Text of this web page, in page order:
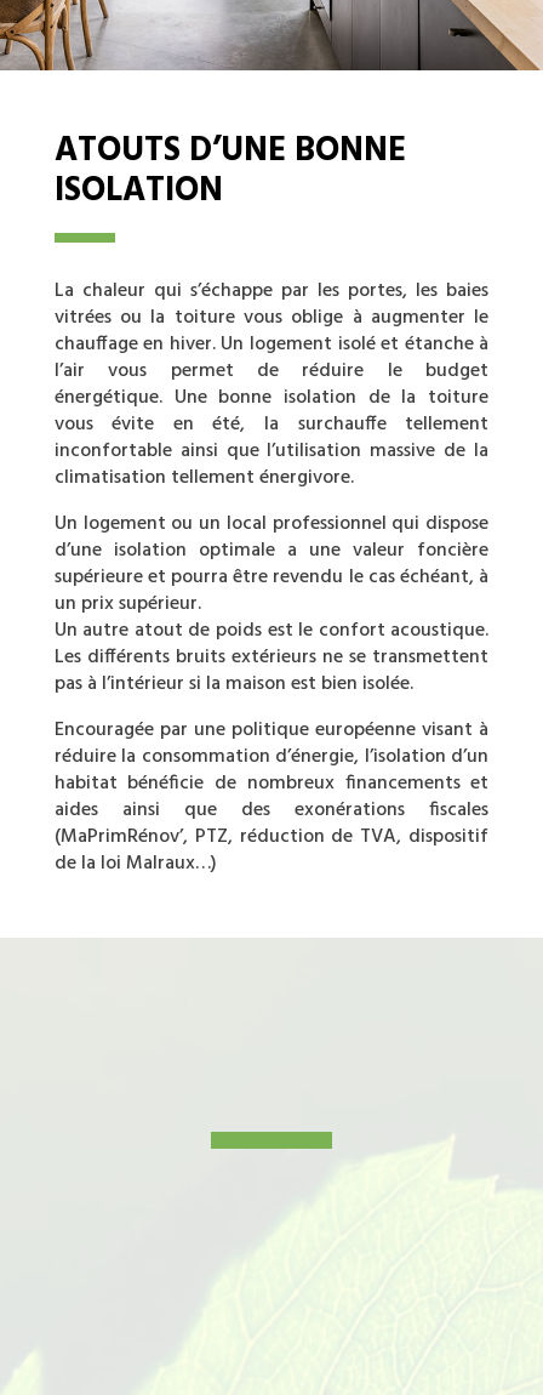
ATOUTS D’UNE BONNE
ISOLATION
La chaleur qui s’échappe par les portes, les baies
vitrées ou la toiture vous oblige à augmenter le
chauffage en hiver. Un logement isolé et étanche à
l’air vous permet de réduire le budget
énergétique. Une bonne isolation de la toiture
vous évite en été, la surchauffe tellement
inconfortable ainsi que l’utilisation massive de la
climatisation tellement énergivore.
Un logement ou un local professionnel qui dispose
d’une isolation optimale a une valeur foncière
supérieure et pourra être revendu le cas échéant, à
un prix supérieur.
Un autre atout de poids est le confort acoustique.
Les différents bruits extérieurs ne se transmettent
pas à l’intérieur si la maison est bien isolée.
Encouragée par une politique européenne visant à
réduire la consommation d’énergie, l’isolation d’un
habitat bénéficie de nombreux financements et
aides ainsi que des exonérations fiscales
(MaPrimRénov’, PTZ, réduction de TVA, dispositif
de la loi Malraux…)